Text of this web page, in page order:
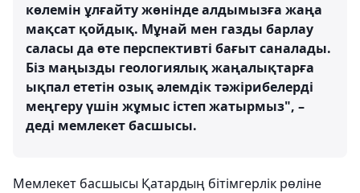
көлемін ұлғайту жөнінде алдымызға жаңа
мақсат қойдық. Мұнай мен газды барлау
саласы да өте перспективті бағыт саналады.
Біз маңызды геологиялық жаңалықтарға
ықпал ететін озық әлемдік тәжірибелерді
меңгеру үшін жұмыс істеп жатырмыз", –
деді мемлекет басшысы.
Мемлекет басшысы Қатардың бітімгерлік рөліне